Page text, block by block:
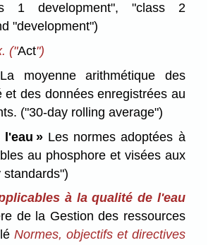
1 development", "class 2
"development")
("Act")
moyenne arithmétique des
des données enregistrées au
("30-day rolling average")
»Les normes adoptées à
au phosphore et visées aux
standards")
à la qualité de l'eau
de la Gestion des ressources
Normes, objectifs et directives